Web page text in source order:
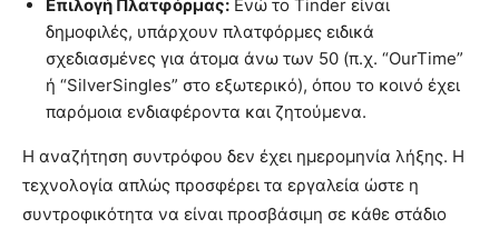
Επιλογή Πλατφόρμας: Ενώ το Tinder είναι
δημοφιλές, υπάρχουν πλατφόρμες ειδικά
σχεδιασμένες για άτομα άνω των 50 (π.χ. “OurTime”
ή “SilverSingles” στο εξωτερικό), όπου το κοινό έχει
παρόμοια ενδιαφέροντα και ζητούμενα.
Η αναζήτηση συντρόφου δεν έχει ημερομηνία λήξης. Η
τεχνολογία απλώς προσφέρει τα εργαλεία ώστε η
συντροφικότητα να είναι προσβάσιμη σε κάθε στάδιο